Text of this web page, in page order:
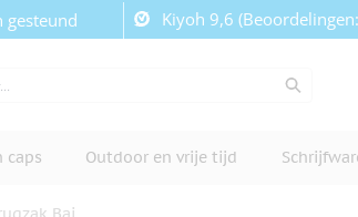
gesteund Kiyoh 9,6
caps Outdoor en vrije tijd